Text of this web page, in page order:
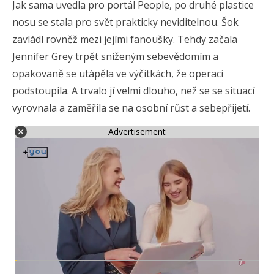
Jak sama uvedla pro portál People, po druhé plastice
nosu se stala pro svět prakticky neviditelnou. Šok
zavládl rovněž mezi jejími fanoušky. Tehdy začala
Jennifer Grey trpět sníženým sebevědomím a
opakovaně se utápěla ve výčitkách, že operaci
podstoupila. A trvalo jí velmi dlouho, než se se situací
vyrovnala a zaměřila se na osobní růst a sebepřijetí.
Advertisement